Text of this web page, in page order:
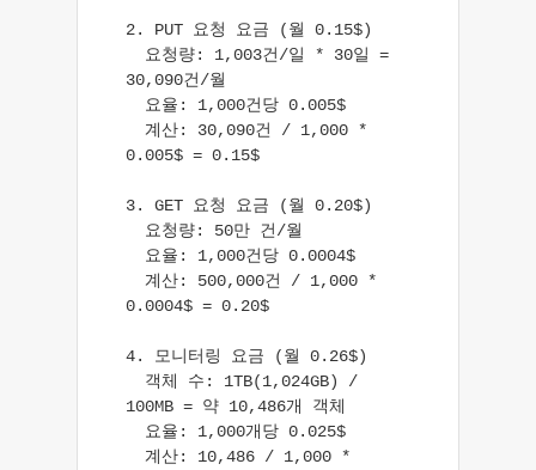
2. PUT 요청 요금 (월 0.15$)
30,090건/월
0.005$ = 0.15$
3. GET 요청 요금 (월 0.20$)
0.0004$ = 0.20$
4. 모니터링 요금 (월 0.26$)
100MB = 약 10,486개 객체